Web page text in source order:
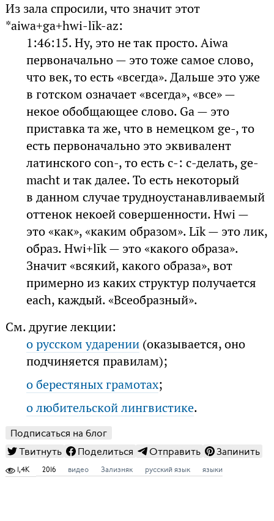
Из зала спросили, что значит этот
*aiwa+ga+hwi-līk-az:
1:46:15. Ну, это не так просто. Aiwa
первоначально — это тоже самое слово,
что век, то есть «всегда». Дальше это уже
в готском означает «всегда», «все» —
некое обобщающее слово. Ga — это
приставка та же, что в немецком ge-, то
есть первоначально это эквивалент
латинского con-, то есть с-: с-делать, ge-
macht и так далее. То есть некоторый
в данном случае трудноустанавливаемый
оттенок некоей совершенности. Hwi —
это «как», «каким образом». Līk — это лик,
образ. Hwi+līk — это «какого образа».
Значит «всякий, какого образа», вот
примерно из каких структур получается
each, каждый. «Всеобразный».
См. другие лекции:
о русском ударении (оказывается, оно
подчиняется правилам);
о берестяных грамотах;
о любительской лингвистике.
Подписаться на блог
Твитнуть
Поделиться Отправить Запинить
1,4K 2016 видео Зализняк русский язык языки